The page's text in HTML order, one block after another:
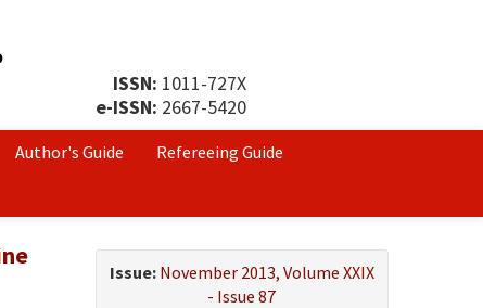
ISSN: 1011-727X
e-ISSN: 2667-5420
Author's Guide
Refereeing Guide
Issue: November 2013, Volume XXIX
- Issue 87